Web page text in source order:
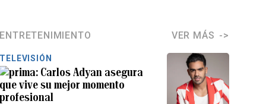
ENTRETENIMIENTO VER MÁS
TELEVISIÓN
Carlos Adyan asegura
que vive su mejor momento
profesional